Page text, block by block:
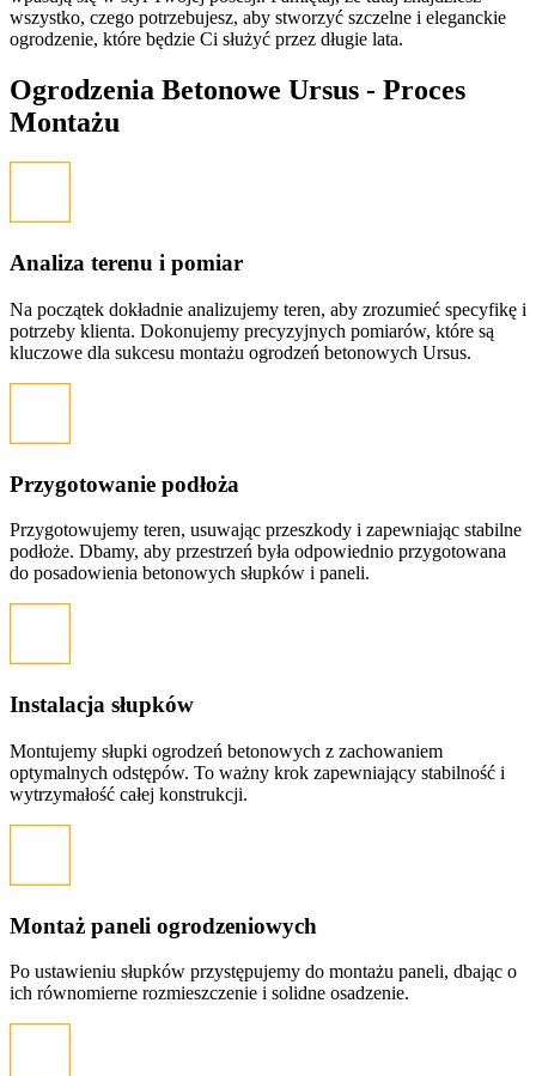
wszystko, czego potrzebujesz, aby stworzyć szczelne i eleganckie
ogrodzenie, które będzie Ci służyć przez długie lata.
Ogrodzenia Betonowe Ursus - Proces
Montażu
Analiza terenu i pomiar
Na początek dokładnie analizujemy teren, aby zrozumieć specyfikę i
potrzeby klienta. Dokonujemy precyzyjnych pomiarów, które są
kluczowe dla sukcesu montażu ogrodzeń betonowych Ursus.
Przygotowanie podłoża
Przygotowujemy teren, usuwając przeszkody i zapewniając stabilne
podłoże. Dbamy, aby przestrzeń była odpowiednio przygotowana
do posadowienia betonowych słupków i paneli.
Instalacja słupków
Montujemy słupki ogrodzeń betonowych z zachowaniem
optymalnych odstępów. To ważny krok zapewniający stabilność i
wytrzymałość całej konstrukcji.
Montaż paneli ogrodzeniowych
Po ustawieniu słupków przystępujemy do montażu paneli, dbając o
ich równomierne rozmieszczenie i solidne osadzenie.